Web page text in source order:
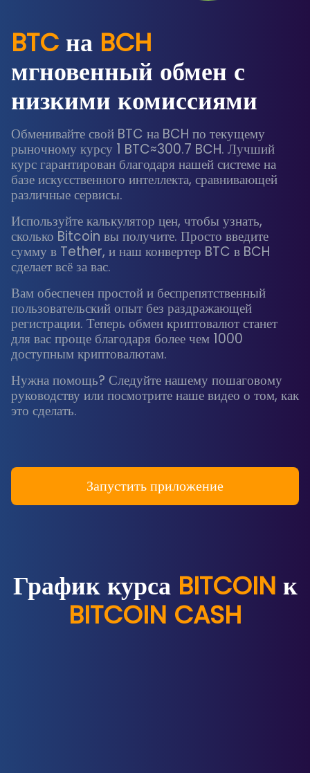
BTC на BCH
мгновенный обмен с
низкими комиссиями
Обменивайте свой BTC на BCH по текущему
рыночному курсу 1 BTC≈300.7 BCH. Лучший
курс гарантирован благодаря нашей системе на
базе искусственного интеллекта, сравнивающей
различные сервисы.
Используйте калькулятор цен, чтобы узнать,
сколько Bitcoin вы получите. Просто введите
сумму в Tether, и наш конвертер BTC в BCH
сделает всё за вас.
Вам обеспечен простой и беспрепятственный
пользовательский опыт без раздражающей
регистрации. Теперь обмен криптовалют станет
для вас проще благодаря более чем 1000
доступным криптовалютам.
Нужна помощь? Следуйте нашему пошаговому
руководству или посмотрите наше видео о том, как
это сделать.
Запустить приложение
График курса BITCOIN к
BITCOIN CASH